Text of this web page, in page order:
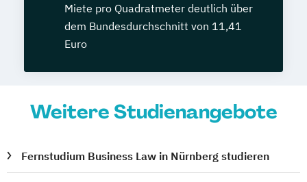
Miete pro Quadratmeter deutlich über
dem Bundesdurchschnitt von 11,41
Euro
Weitere Studienangebote
Fernstudium Business Law in Nürnberg studieren